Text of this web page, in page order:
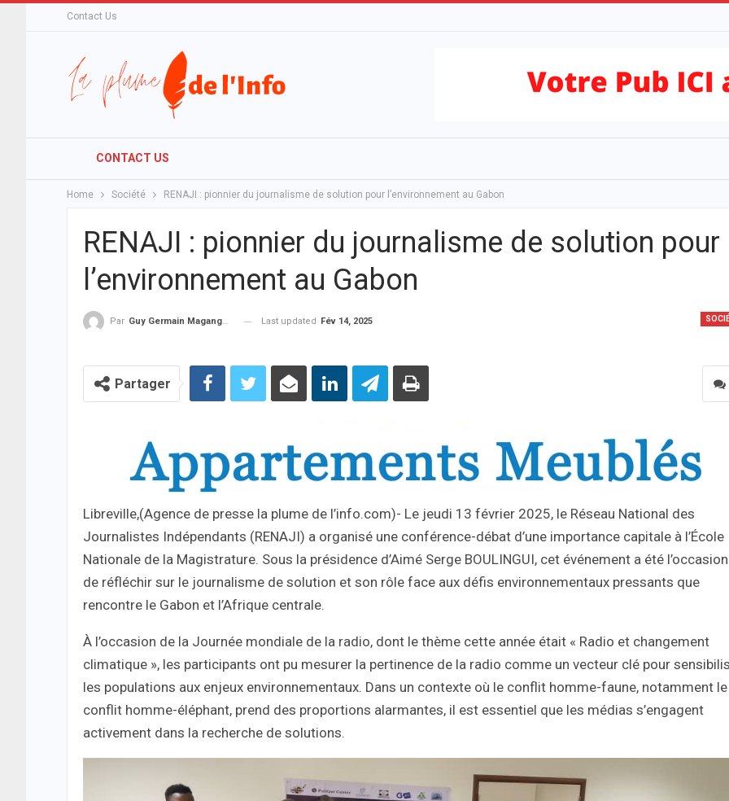
Contact Us
CONTACT US
Home Société RENAJI : pionnier du journalisme de solution pour l’environnement au Gabon
RENAJI : pionnier du journalisme de solution pour
l’environnement au Gabon
Par Guy Germain Maganga Nziengui Last updated Fév 14, 2025
Partager
Libreville,(Agence de presse la plume de l’info.com)- Le jeudi 13 février 2025, le Réseau National des
Journalistes Indépendants (RENAJI) a organisé une conférence-débat d’une importance capitale à l’École
Nationale de la Magistrature. Sous la présidence d’Aimé Serge BOULINGUI, cet événement a été l’occasion
de réfléchir sur le journalisme de solution et son rôle face aux défis environnementaux pressants que
rencontre le Gabon et l’Afrique centrale.
À l’occasion de la Journée mondiale de la radio, dont le thème cette année était « Radio et changement
climatique », les participants ont pu mesurer la pertinence de la radio comme un vecteur clé pour
les populations aux enjeux environnementaux. Dans un contexte où le conflit homme-faune, notamment le
conflit homme-éléphant, prend des proportions alarmantes, il est essentiel que les médias s’engagent
activement dans la recherche de solutions.